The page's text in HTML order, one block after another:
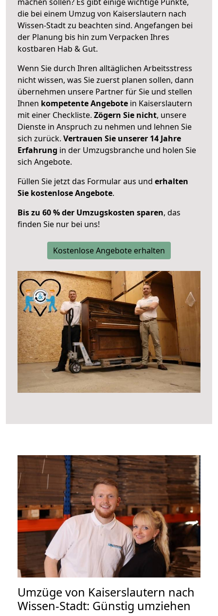
die bei einem Umzug von Kaiserslautern nach
Wissen-Stadt zu beachten sind. Angefangen bei
der Planung bis hin zum Verpacken Ihres
kostbaren Hab & Gut.
Wenn Sie durch Ihren alltäglichen Arbeitsstress
nicht wissen, was Sie zuerst planen sollen, dann
übernehmen unsere Partner für Sie und stellen
Ihnen kompetente Angebote in Kaiserslautern
mit einer Checkliste. Zögern Sie nicht, unsere
Dienste in Anspruch zu nehmen und lehnen Sie
sich zurück. Vertrauen Sie unserer 14 Jahre
Erfahrung in der Umzugsbranche und holen Sie
sich Angebote.
Füllen Sie jetzt das Formular aus und erhalten
Sie kostenlose Angebote.
Bis zu 60 % der Umzugskosten sparen, das
finden Sie nur bei uns!
Kostenlose Angebote erhalten
Umzüge von Kaiserslautern nach
Wissen-Stadt: Günstig umziehen